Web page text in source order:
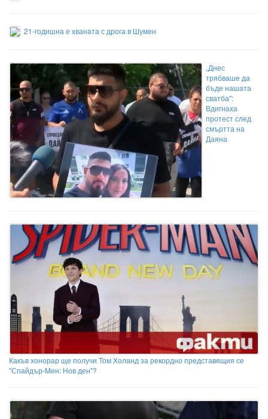
21-годишна е хваната с дрога в Шумен
„Днес
трябваше да
бъде нашата
сватба":
Вдигнаха
протест след
смъртта на
Даяна
Какъв хонорар ще получи Том Холанд за рекордно представящия се
"Спайдър-Mен: Нов ден"?